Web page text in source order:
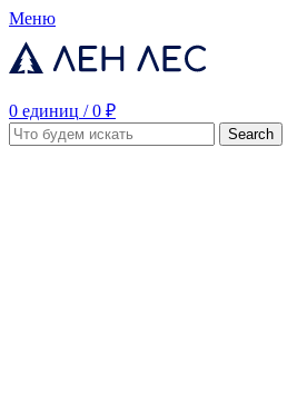
Меню
0 единиц / 0 ₽
Search